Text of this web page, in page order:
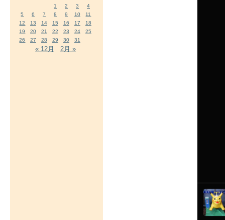
1
2 3
4
5
6 7 8 9 10
11
12
13 14 15 16 17
18
19
20 21 22 23 24
25
26
27 28 29 30 31
« 12月 2月 »